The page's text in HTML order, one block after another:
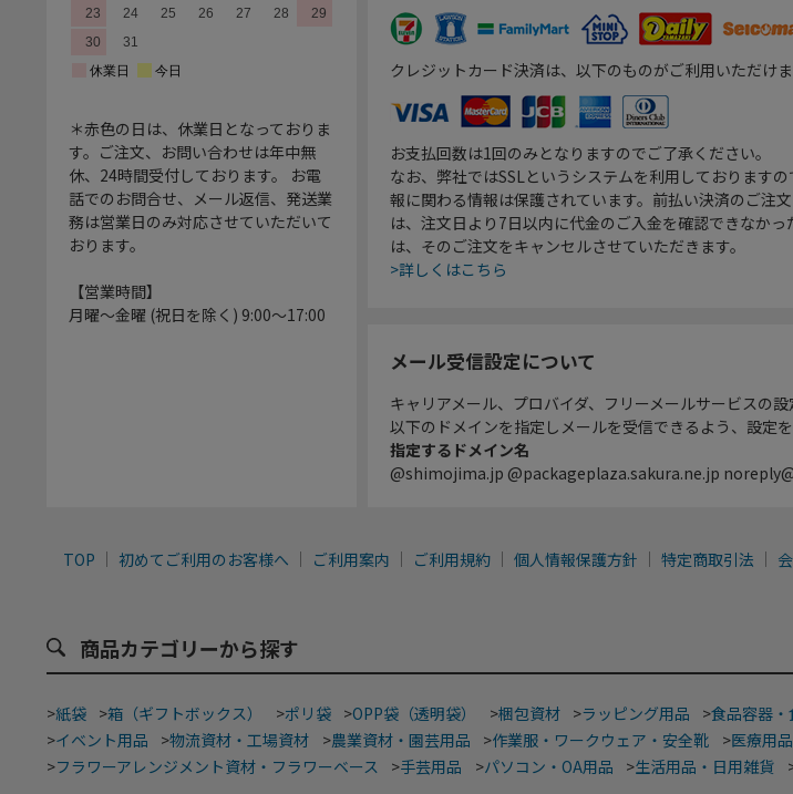
＊赤色の日は、休業日となっておりま
す。ご注文、お問い合わせは年中無
休、24時間受付しております。 お電
話でのお問合せ、メール返信、発送業
務は営業日のみ対応させていただいて
おります。
【営業時間】
月曜～金曜 (祝日を除く) 9:00～17:00
クレジットカード決済は、以下のものがご利用いただけま
お支払回数は1回のみとなりますのでご了承ください。
なお、弊社ではSSLというシステムを利用しておりますの
報に関わる情報は保護されています。前払い決済のご注
は、注文日より7日以内に代金のご入金を確認できなかっ
は、そのご注文をキャンセルさせていただきます。
>詳しくはこちら
メール受信設定について
キャリアメール、プロバイダ、フリーメールサービスの
以下のドメインを指定しメールを受信できるよう、設定を
指定するドメイン名
@shimojima.jp @packageplaza.sakura.ne.jp
TOP 初めてご利用のお客様へ ご利用案内 ご利用規約 個人情報保護方針 特定商取引法
商品カテゴリーから探す
>紙袋 >箱（ギフトボックス） >ポリ袋 >OPP袋（透明袋） >梱包資材 >ラッピング用品 >食品容器
>イベント用品 >物流資材・工場資材 >農業資材・園芸用品 >作業服・ワークウェア・安全靴 >医療用
>フラワーアレンジメント資材・フラワーベース >手芸用品 >パソコン・OA用品 >生活用品・日用雑貨